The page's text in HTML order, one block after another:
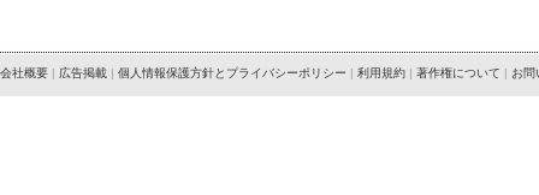
会社概要 | 広告掲載 | 個人情報保護方針とプライバシーポリシー | 利用規約 | 著作権について | お問